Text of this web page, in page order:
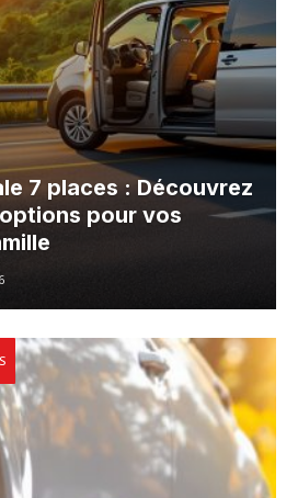
7 places : Découvrez
pour vos